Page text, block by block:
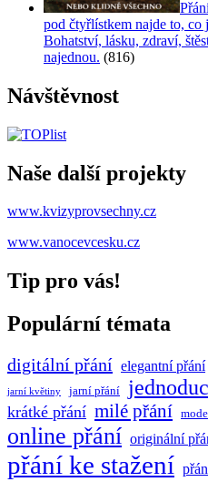
pod čtyřlístkem najde to, co
Bohatství, lásku, zdraví,
najednou. (816)
Návštěvnost
Naše další projekty
www.kvizyprovsechny.cz
www.vanocevcesku.cz
Tip pro vás!
Populární témata
digitální přání elegantní přání
jarní květiny jarní přání
krátké přání milé přání
online přání originální
přání ke stažení